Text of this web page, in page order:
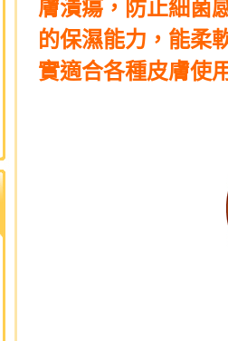
膚潰瘍，防止細菌
的保濕能力，能柔
實適合各種皮膚使